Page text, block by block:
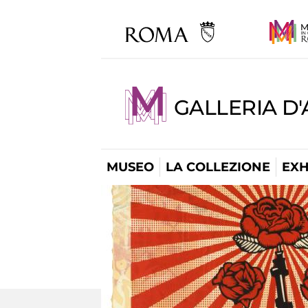
GALLERIA
MUSEO LA COLLEZIONE